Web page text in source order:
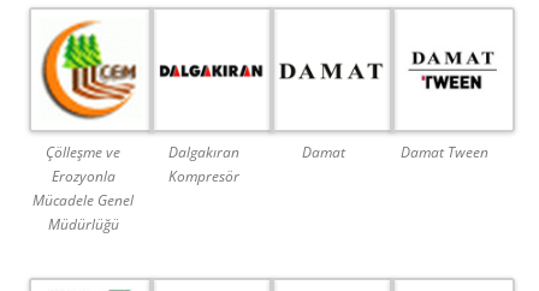
Çölleşme ve
Erozyonla
Mücadele Genel
Müdürlüğü
Dalgakıran
Kompresör
Damat Damat Tween